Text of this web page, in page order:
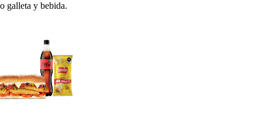
o galleta y bebida.